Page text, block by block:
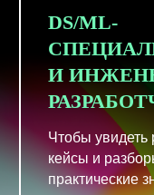
DS/ML-
И
Чтобы увидеть
кейсы и
практические